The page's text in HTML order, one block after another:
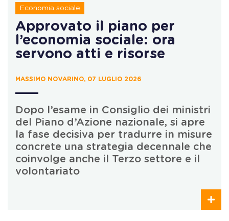
Economia sociale
Approvato il piano per
l’economia sociale: ora
servono atti e risorse
MASSIMO NOVARINO, 07 LUGLIO 2026
Dopo l’esame in Consiglio dei ministri
del Piano d’Azione nazionale, si apre
la fase decisiva per tradurre in misure
concrete una strategia decennale che
coinvolge anche il Terzo settore e il
volontariato